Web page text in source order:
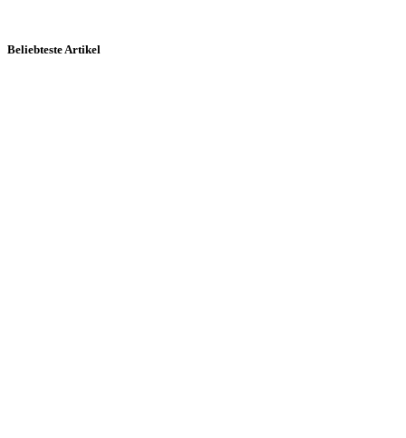
Beliebteste Artikel